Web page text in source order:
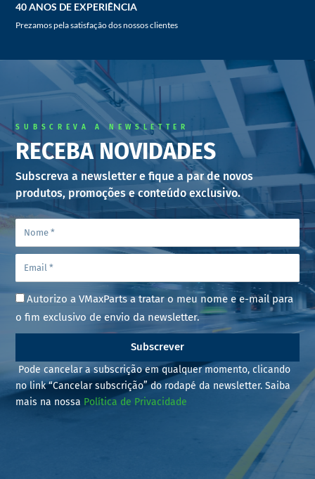
40 ANOS DE EXPERIÊNCIA
Prezamos pela satisfação dos nossos clientes
SUBSCREVA A NEWSLETTER
RECEBA NOVIDADES
Subscreva a newsletter e fique a par de novos
produtos, promoções e conteúdo exclusivo.
Autorizo a VMaxParts a tratar o meu nome e e-mail para
o fim exclusivo de envio da newsletter.
Subscrever
Pode cancelar a subscrição em qualquer momento, clicando
no link “Cancelar subscrição” do rodapé da newsletter. Saiba
mais na nossa Política de Privacidade